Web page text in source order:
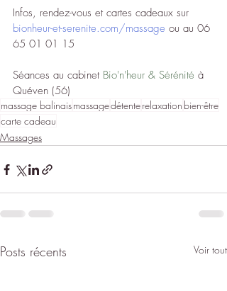
Infos, rendez-vous et cartes cadeaux sur
bionheur-et-serenite.com/massage ou au 06
65 01 01 15
Séances au cabinet Bio'n'heur & Sérénité à
Quéven (56)
massage balinaismassagedétenterelaxation bien-être
carte cadeau
Massages
Posts récents Voir tout